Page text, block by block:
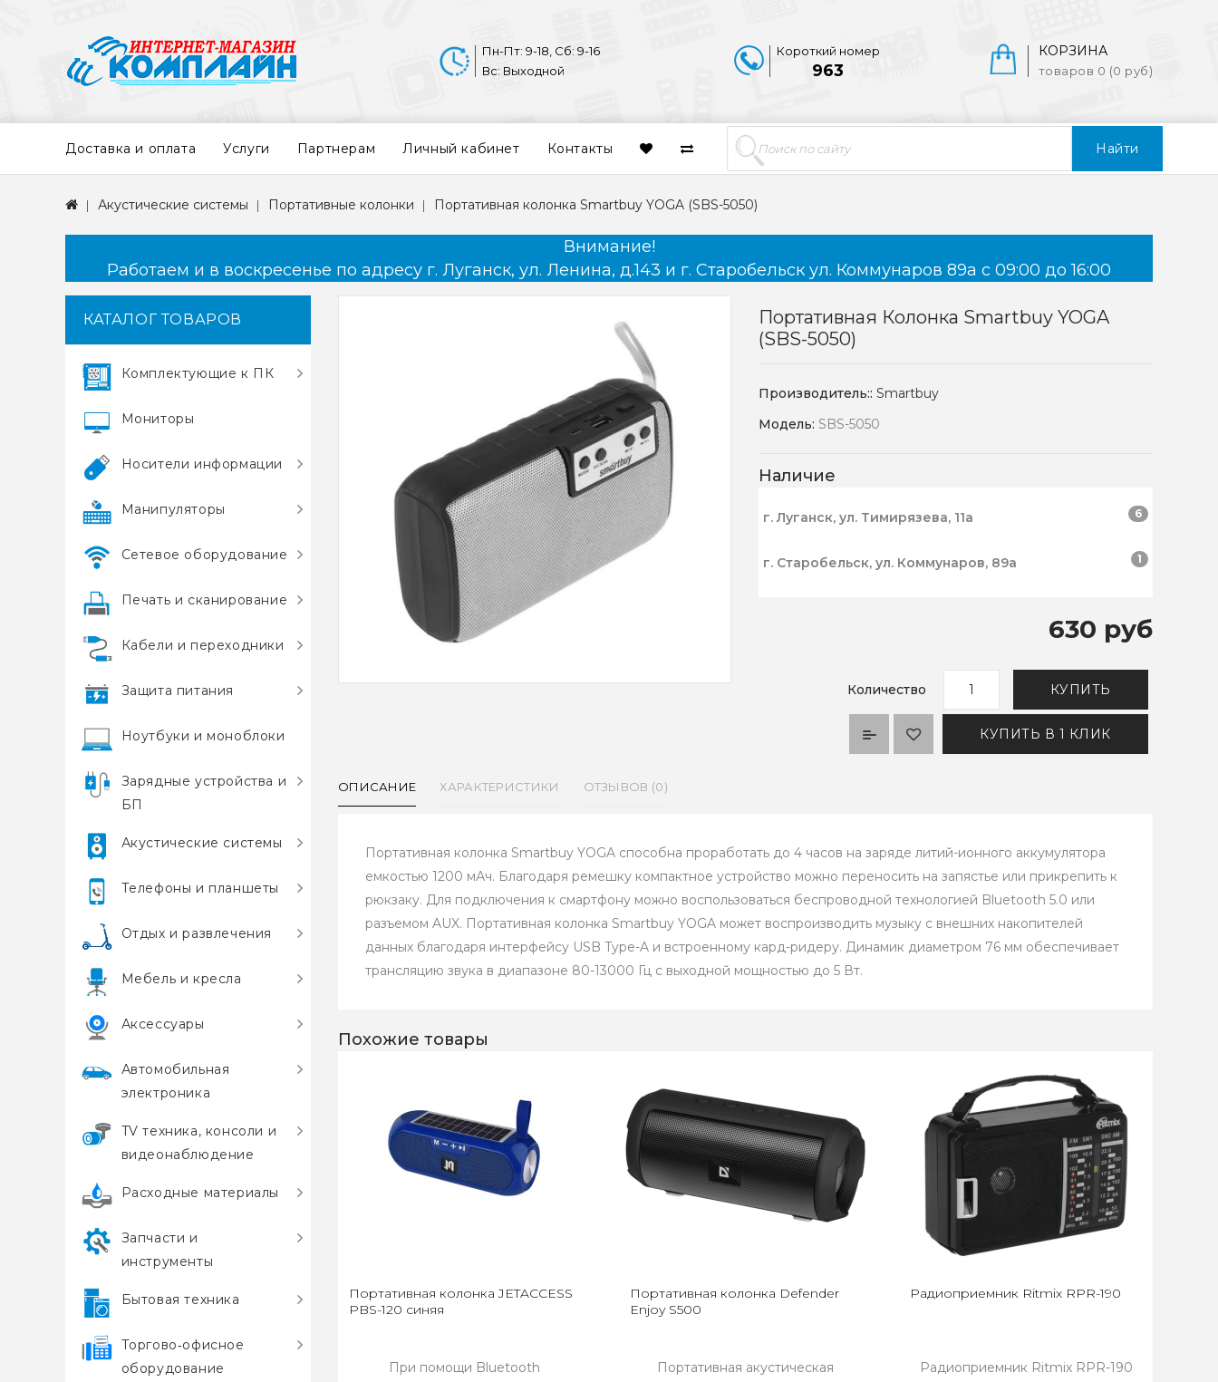
Найти
КОРЗИНА
товаров 0 (0 руб)
Короткий номер
963
Пн-Пт: 9-18, Сб: 9-16
Вс: Выходной
Доставка и оплата Услуги Партнерам Личный кабинет Контакты
Акустические системы Портативные колонки Портативная колонка Smartbuy YOGA (SBS-5050)
Внимание!
Работаем и в воскресенье по адресу г. Луганск, ул. Ленина, д.143 и г. Старобельск ул. Коммунаров 89а с 09:00 до 16:00
КАТАЛОГ ТОВАРОВ
Комплектующие к ПК
Мониторы
Носители информации
Манипуляторы
Сетевое оборудование
Печать и сканирование
Кабели и переходники
Защита питания
Ноутбуки и моноблоки
Зарядные устройства и
БП
Акустические системы
Телефоны и планшеты
Отдых и развлечения
Мебель и кресла
Аксессуары
Автомобильная
электроника
TV техника, консоли и
видеонаблюдение
Расходные материалы
Запчасти и
инструменты
Бытовая техника
Торгово‑офисное
оборудование
Портативная Колонка Smartbuy YOGA
(SBS-5050)
Производитель::Smartbuy
Модель: SBS-5050
Наличие
г. Луганск, ул. Тимирязева, 11а 6
г. Старобельск, ул. Коммунаров, 89а 1
630 руб
Количество КУПИТЬ
КУПИТЬ В 1 КЛИК
ОПИСАНИЕ ХАРАКТЕРИСТИКИ ОТЗЫВОВ (0)
Портативная колонка Smartbuy YOGA способна проработать до 4 часов на заряде литий-ионного аккумулятора
емкостью 1200 мАч. Благодаря ремешку компактное устройство можно переносить на запястье или прикрепить к
рюкзаку. Для подключения к смартфону можно воспользоваться беспроводной технологией Bluetooth 5.0 или
разъемом AUX. Портативная колонка Smartbuy YOGA может воспроизводить музыку с внешних накопителей
данных благодаря интерфейсу USB Type-A и встроенному кард-ридеру. Динамик диаметром 76 мм обеспечивает
трансляцию звука в диапазоне 80-13000 Гц с выходной мощностью до 5 Вт.
Похожие товары
Портативная колонка JETACCESS
PBS-120 синяя
При помощи Bluetooth
Портативная колонка Defender
Enjoy S500
Портативная акустическая
Радиоприемник Ritmix RPR-190
Радиоприемник Ritmix RPR-190